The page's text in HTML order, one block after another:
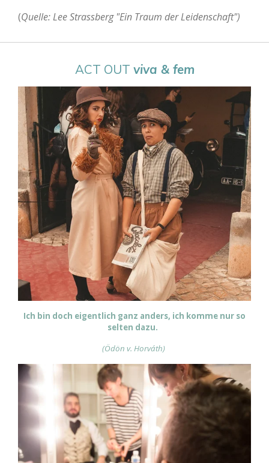
(Quelle:Lee Strassberg "Ein Traum der Leidenschaft")
ACT OUT viva & fem
Ich bin doch eigentlich ganz anders, ich komme nur so
selten dazu.
(Ödön v. Horváth)